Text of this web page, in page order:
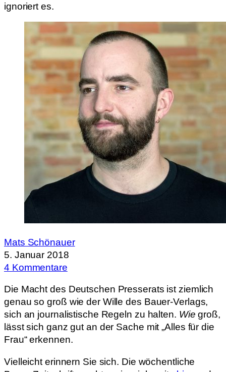
ignoriert es.
Mats Schönauer
5. Januar 2018
4 Kommentare
Die Macht des Deutschen Presserats ist ziemlich
genau so groß wie der Wille des Bauer-Verlags,
sich an journalistische Regeln zu halten. Wie groß,
lässt sich ganz gut an der Sache mit „Alles für die
Frau“ erkennen.
Vielleicht erinnern Sie sich. Die wöchentliche